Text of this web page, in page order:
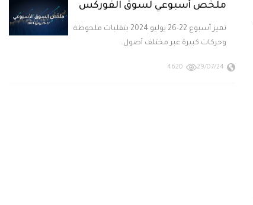
ملخص أسبوعي لسوق الفوركس
تميز أسبوع 22-26 يوليو 2024 بتقلبات ملحوظة
وحركات كبيرة عبر مختلف أصول…
29/07/24
4620